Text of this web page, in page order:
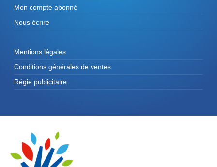
Mon compte abonné
Nous écrire
Mentions légales
Conditions générales de ventes
Régie publicitaire